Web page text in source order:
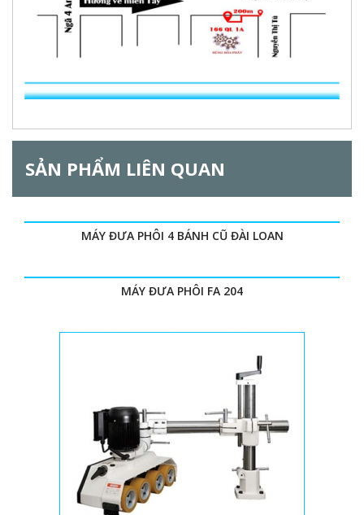
SẢN PHẨM LIÊN QUAN
MÁY ĐƯA PHÔI 4 BÁNH CŨ ĐÀI LOAN
MÁY ĐƯA PHÔI FA 204